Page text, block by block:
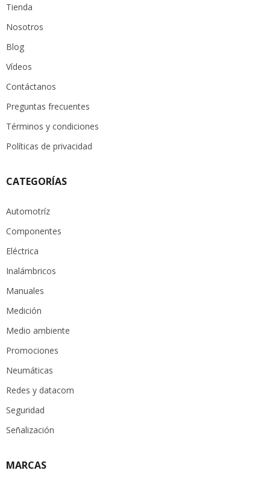
Tienda
Nosotros
Blog
Vídeos
Contáctanos
Preguntas frecuentes
Términos y condiciones
Políticas de privacidad
CATEGORÍAS
Automotríz
Componentes
Eléctrica
Inalámbricos
Manuales
Medición
Medio ambiente
Promociones
Neumáticas
Redes y datacom
Seguridad
Señalización
MARCAS